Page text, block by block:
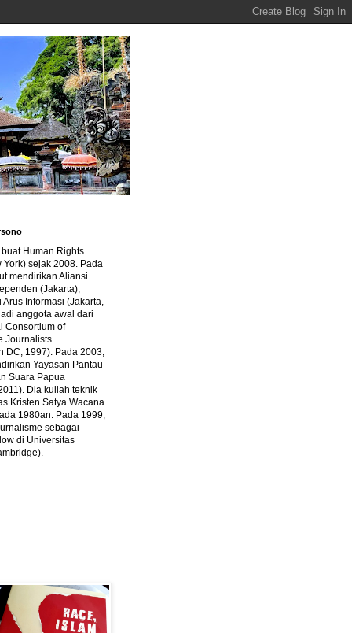
Human Rights
York) sejak 2008. Pada
mendirikan Aliansi
(Jakarta),
Arus Informasi (Jakarta,
anggota awal dari
Consortium of
Journalists
DC, 1997). Pada 2003,
Yayasan Pantau
Suara Papua
Dia kuliah teknik
Kristen Satya Wacana
1980an. Pada 1999,
sebagai
di Universitas